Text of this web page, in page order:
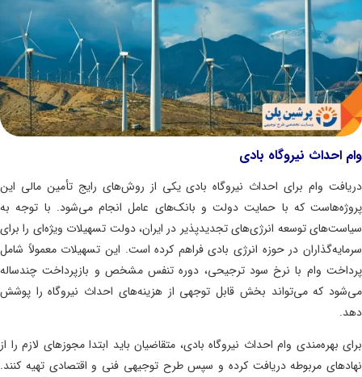
احداث نیروگاه بادی
وام برای احداث نیروگاه بادی یکی از روش‌های رایج تأمین مالی این
که با حمایت دولت و بانک‌های عامل انجام می‌شود. با توجه به
توسعه انرژی‌های تجدیدپذیر در ایران، دولت تسهیلات ویژه‌ای را برای
در حوزه انرژی بادی فراهم کرده است. این تسهیلات معمولاً شامل
وام با نرخ سود ترجیحی، دوره تنفس مشخص و بازپرداخت چندساله
که می‌تواند بخش قابل توجهی از هزینه‌های احداث نیروگاه را پوشش
بهره‌مندی وام احداث نیروگاه بادی، متقاضیان باید ابتدا مجوزهای لازم را از
مربوطه دریافت کرده و سپس طرح توجیهی فنی و اقتصادی تهیه کنند.